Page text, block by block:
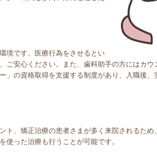
境です。医療行為をさせるとい
ご安心ください。また、歯科助手の方にはカウ
」の資格取得を支援する制度があり、入職後
ト、矯正治療の患者さまが多く来院されるため
使った治療も行うことが可能です。